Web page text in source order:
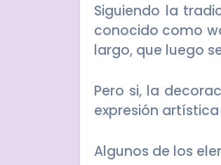
Siguiendo la
conocido como
largo, que luego
Pero si, la
expresión
Algunos de los